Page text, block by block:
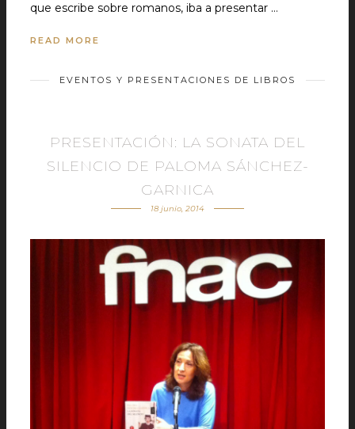
que escribe sobre romanos, iba a presentar …
READ MORE
EVENTOS Y PRESENTACIONES DE LIBROS
PRESENTACIÓN: LA SONATA DEL
SILENCIO DE PALOMA SÁNCHEZ-
GARNICA
18 junio, 2014